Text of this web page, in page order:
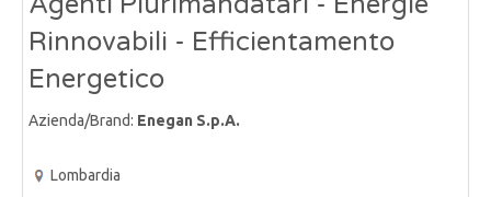
Rinnovabili - Efficientamento
Energetico
Azienda/Brand: Enegan S.p.A.
Lombardia